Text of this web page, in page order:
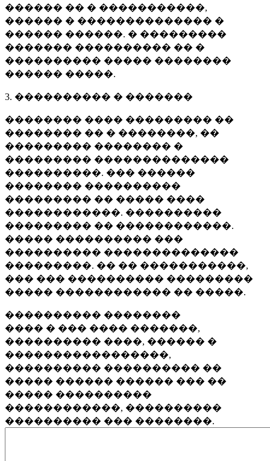
������ �� � �����������,
������ � �������������� �
������ ������. � ���������
������� ���������� �� �
���������� ����� ��������
������ �����.
3. ���������� � �������
�������� ���� ��������� ��
�������� �� � ��������, ��
��������� �������� �
��������� ��������������
����������. ��� ������
�������� ����������
��������� �� ����� ����
������������. ����������
��������� �� ������������.
����� ���������� ���
���������� ��������������
���������. �� �� �����������,
��� ��� ���������� ���������
����� ������������ �� �����.
���������� ��������
���� � ��� ���� �������,
���������� ����, ������ �
�����������������,
���������� ���������� ��
����� ������ ������ ��� ��
����� ����������
������������, ����������
���������� ��� ��������.